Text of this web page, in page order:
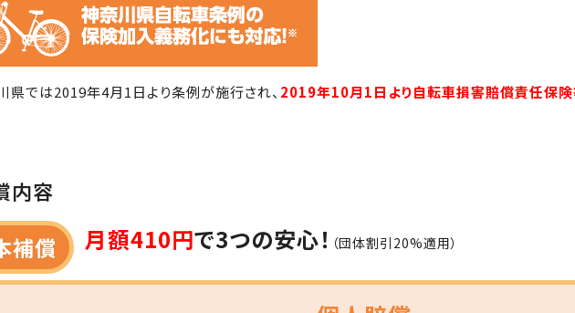
県では2019年4月1日より条例が施行され、 2019年10月1日より自転車損害賠償責任保
内容
補償 月額410円で3つの安心！ （団体割引20%適用）